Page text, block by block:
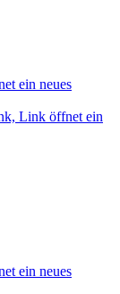
ein neues
Link öffnet ein
ein neues